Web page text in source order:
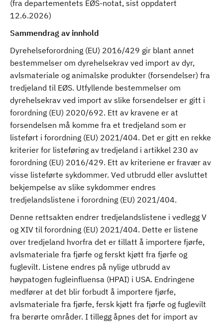
(fra departementets EØS-notat, sist oppdatert
12.6.2026)
Sammendrag av innhold
Dyrehelseforordning (EU) 2016/429 gir blant annet
bestemmelser om dyrehelsekrav ved import av dyr,
avlsmateriale og animalske produkter (forsendelser) fra
tredjeland til EØS. Utfyllende bestemmelser om
dyrehelsekrav ved import av slike forsendelser er gitt i
forordning (EU) 2020/692. Ett av kravene er at
forsendelsen må komme fra et tredjeland som er
listeført i forordning (EU) 2021/404. Det er gitt en rekke
kriterier for listeføring av tredjeland i artikkel 230 av
forordning (EU) 2016/429. Ett av kriteriene er fravær av
visse listeførte sykdommer. Ved utbrudd eller avsluttet
bekjempelse av slike sykdommer endres
tredjelandslistene i forordning (EU) 2021/404.
Denne rettsakten endrer tredjelandslistene i vedlegg V
og XIV til forordning (EU) 2021/404. Dette er listene
over tredjeland hvorfra det er tillatt å importere fjørfe,
avlsmateriale fra fjørfe og ferskt kjøtt fra fjørfe og
fuglevilt. Listene endres på nylige utbrudd av
høypatogen fugleinfluensa (HPAI) i USA. Endringene
medfører at det blir forbudt å importere fjørfe,
avlsmateriale fra fjørfe, fersk kjøtt fra fjørfe og fuglevilt
fra berørte områder. I tillegg åpnes det for import av